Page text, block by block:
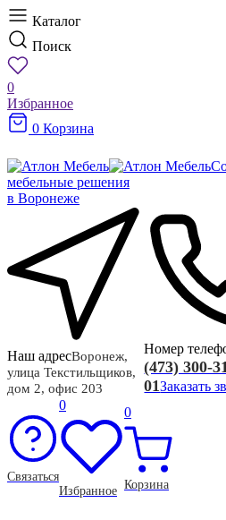
Каталог
Поиск
0
Избранное
0 Корзина
мебельные решения
в Воронеже
Наш адресВоронеж,
улица Текстильщиков,
дом 2, офис 203
Номер
(473) 300-
01Заказать
Связаться
0
Избранное
0
Корзина